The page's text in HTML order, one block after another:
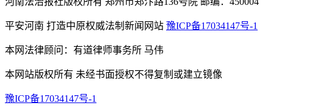
平安河南 打造中原权威法制新闻网站 豫ICP备17034147号-1
本网法律顾问：有道律师事务所 马伟
本网站版权所有 未经书面授权不得复制或建立镜像
豫ICP备17034147号-1